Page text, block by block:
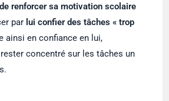
renforcer sa motivation scolaire
par lui confier des tâches « trop
ainsi en confiance en lui,
concentré sur les tâches un